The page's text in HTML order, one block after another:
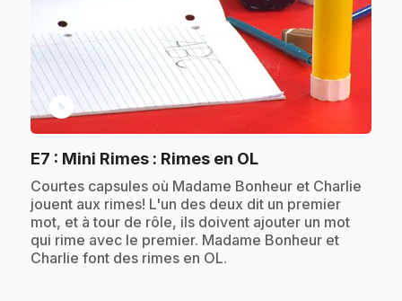
play_circle
E7 : Mini Rimes : Rimes en OL.
.Courtes capsules où Madame Bonheur et Charlie
jouent aux rimes! L'un des deux dit un premier
mot, et à tour de rôle, ils doivent ajouter un mot
qui rime avec le premier. Madame Bonheur et
Charlie font des rimes en OL.